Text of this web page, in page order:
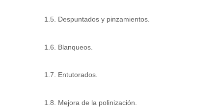
1.5. Despuntados y pinzamientos.
1.6. Blanqueos.
1.7. Entutorados.
1.8. Mejora de la polinización.